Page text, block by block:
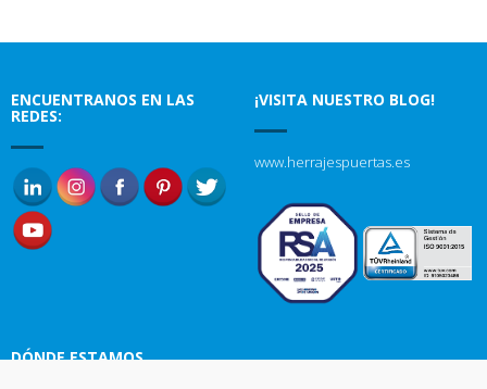
ENCUENTRANOS EN LAS
REDES:
¡VISITA NUESTRO BLOG!
www.herrajespuertas.es
DÓNDE ESTAMOS